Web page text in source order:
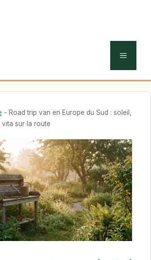
MENU
- Road trip van en Europe du Sud : soleil,
sur la route